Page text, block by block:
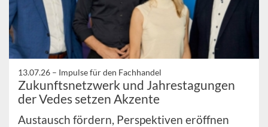
13.07.26 – Impulse für den Fachhandel
Zukunftsnetzwerk und Jahrestagungen
der Vedes setzen Akzente
Austausch fördern, Perspektiven eröffnen